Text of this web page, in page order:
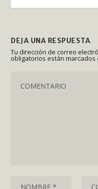
DEJA UNA RESPUESTA
Tu dirección de correo
obligatorios están